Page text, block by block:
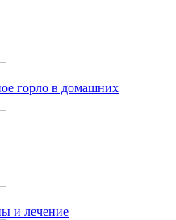
горло в домашних
и лечение